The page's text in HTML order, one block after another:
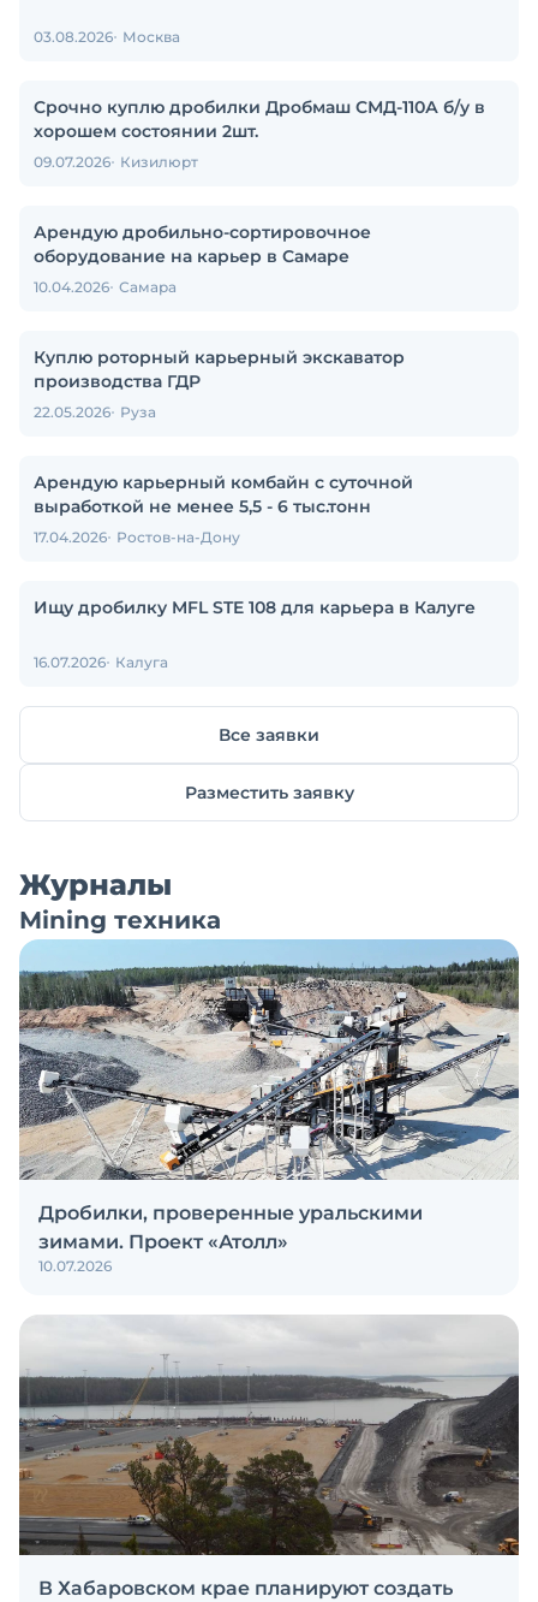
03.08.2026 Москва
Срочно куплю дробилки Дробмаш СМД-110А б/у в
хорошем состоянии 2шт.
09.07.2026 Кизилюрт
Арендую дробильно-сортировочное
оборудование на карьер в Самаре
10.04.2026 Самара
Куплю роторный карьерный экскаватор
производства ГДР
22.05.2026 Руза
Арендую карьерный комбайн с суточной
выработкой не менее 5,5 - 6 тыс.тонн
17.04.2026 Ростов-на-Дону
Ищу дробилку MFL STE 108 для карьера в Калуге
16.07.2026 Калуга
Все заявки
Разместить заявку
Журналы
Mining техника
Дробилки, проверенные уральскими
зимами. Проект «Атолл»
10.07.2026
В Хабаровском крае планируют создать